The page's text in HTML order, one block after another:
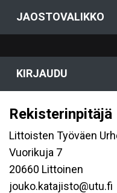
JAOSTOVALIKKO
KIRJAUDU
Rekisterinpitäjä
Littoisten Työväen
Vuorikuja 7
20660 Littoinen
jouko.katajisto@utu.fi